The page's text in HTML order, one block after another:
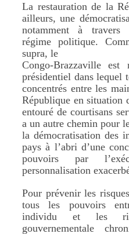
La restauration de la
ailleurs, une
notamment à travers
régime politique.
supra, le
Congo-Brazzaville
présidentiel dans lequel
concentrés entre les
République en situation
entouré de courtisans
a un autre chemin pour
la démocratisation des
pays à l’abri d’une
pouvoirs par
personnalisation
Pour prévenir les
tous les pouvoirs
individu et les
gouvernementale